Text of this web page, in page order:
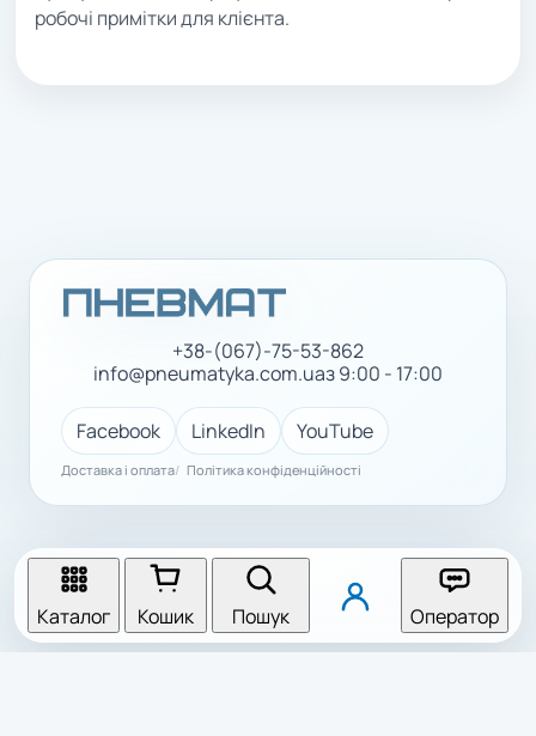
робочі примітки для клієнта.
+38-(067)-75-53-862
info@pneumatyka.com.uaз 9:00 - 17:00
Facebook LinkedIn YouTube
Доставка і оплата Політика конфіденційності
Каталог Кошик Пошук Оператор